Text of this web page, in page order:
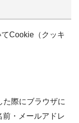
Cookie（クッキ
際にブラウザに
・メールアドレ